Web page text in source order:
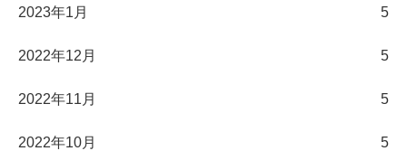
2023年1月 5
2022年12月 5
2022年11月 5
2022年10月 5